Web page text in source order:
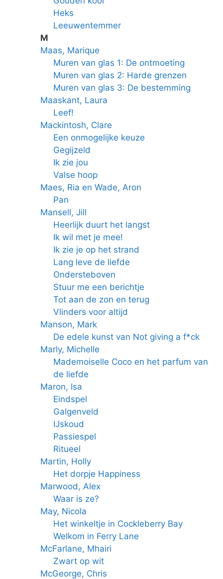
Heks
Leeuwentemmer
M
Maas, Marique
Muren van glas 1: De ontmoeting
Muren van glas 2: Harde grenzen
Muren van glas 3: De bestemming
Maaskant, Laura
Leef!
Mackintosh, Clare
Een onmogelijke keuze
Gegijzeld
Ik zie jou
Valse hoop
Maes, Ria en Wade, Aron
Pan
Mansell, Jill
Heerlijk duurt het langst
Ik wil met je mee!
Ik zie je op het strand
Lang leve de liefde
Ondersteboven
Stuur me een berichtje
Tot aan de zon en terug
Vlinders voor altijd
Manson, Mark
De edele kunst van Not giving a f*ck
Marly, Michelle
Mademoiselle Coco en het parfum van
de liefde
Maron, Isa
Eindspel
Galgenveld
IJskoud
Passiespel
Ritueel
Martin, Holly
Het dorpje Happiness
Marwood, Alex
Waar is ze?
May, Nicola
Het winkeltje in Cockleberry Bay
Welkom in Ferry Lane
McFarlane, Mhairi
Zwart op wit
McGeorge, Chris